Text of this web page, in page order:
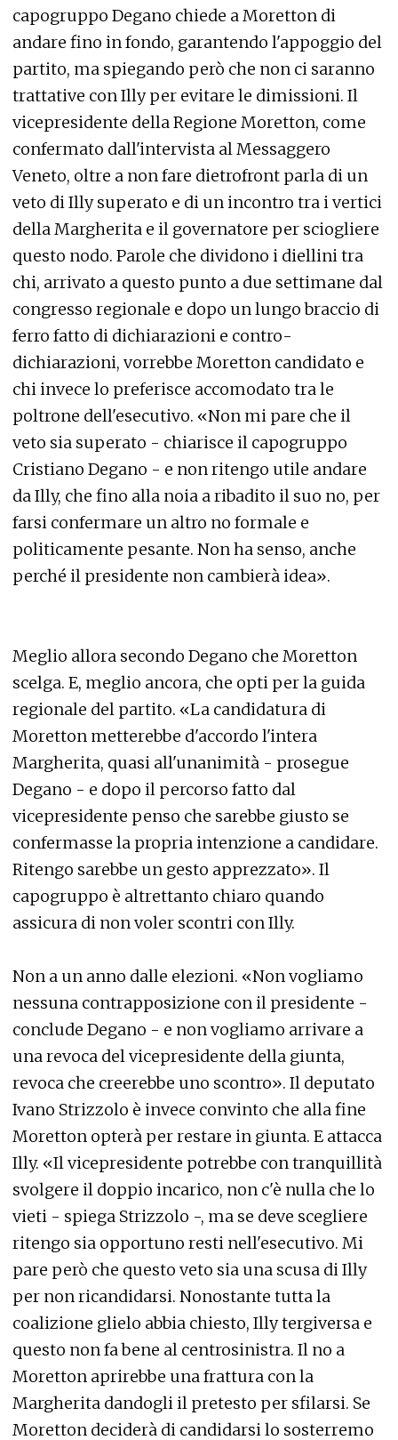
capogruppo Degano chiede a Moretton di
andare fino in fondo, garantendo l'appoggio del
partito, ma spiegando però che non ci saranno
trattative con Illy per evitare le dimissioni. Il
vicepresidente della Regione Moretton, come
confermato dall'intervista al Messaggero
Veneto, oltre a non fare dietrofront parla di un
veto di Illy superato e di un incontro tra i vertici
della Margherita e il governatore per sciogliere
questo nodo. Parole che dividono i diellini tra
chi, arrivato a questo punto a due settimane dal
congresso regionale e dopo un lungo braccio di
ferro fatto di dichiarazioni e contro-
dichiarazioni, vorrebbe Moretton candidato e
chi invece lo preferisce accomodato tra le
poltrone dell'esecutivo. «Non mi pare che il
veto sia superato - chiarisce il capogruppo
Cristiano Degano - e non ritengo utile andare
da Illy, che fino alla noia a ribadito il suo no, per
farsi confermare un altro no formale e
politicamente pesante. Non ha senso, anche
perché il presidente non cambierà idea».
Meglio allora secondo Degano che Moretton
scelga. E, meglio ancora, che opti per la guida
regionale del partito. «La candidatura di
Moretton metterebbe d'accordo l'intera
Margherita, quasi all'unanimità - prosegue
Degano - e dopo il percorso fatto dal
vicepresidente penso che sarebbe giusto se
confermasse la propria intenzione a candidare.
Ritengo sarebbe un gesto apprezzato». Il
capogruppo è altrettanto chiaro quando
assicura di non voler scontri con Illy.
Non a un anno dalle elezioni. «Non vogliamo
nessuna contrapposizione con il presidente -
conclude Degano - e non vogliamo arrivare a
una revoca del vicepresidente della giunta,
revoca che creerebbe uno scontro». Il deputato
Ivano Strizzolo è invece convinto che alla fine
Moretton opterà per restare in giunta. E attacca
Illy. «Il vicepresidente potrebbe con tranquillità
svolgere il doppio incarico, non c'è nulla che lo
vieti - spiega Strizzolo -, ma se deve scegliere
ritengo sia opportuno resti nell'esecutivo. Mi
pare però che questo veto sia una scusa di Illy
per non ricandidarsi. Nonostante tutta la
coalizione glielo abbia chiesto, Illy tergiversa e
questo non fa bene al centrosinistra. Il no a
Moretton aprirebbe una frattura con la
Margherita dandogli il pretesto per sfilarsi. Se
Moretton deciderà di candidarsi lo sosterremo